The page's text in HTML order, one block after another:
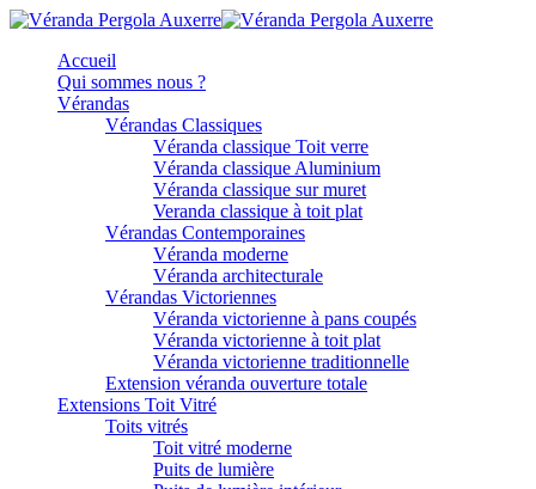
Accueil
Qui sommes nous ?
Vérandas
Vérandas Classiques
Véranda classique Toit verre
Véranda classique Aluminium
Véranda classique sur muret
Veranda classique à toit plat
Vérandas Contemporaines
Véranda moderne
Véranda architecturale
Vérandas Victoriennes
Véranda victorienne à pans coupés
Véranda victorienne à toit plat
Véranda victorienne traditionnelle
Extension véranda ouverture totale
Extensions Toit Vitré
Toits vitrés
Toit vitré moderne
Puits de lumière